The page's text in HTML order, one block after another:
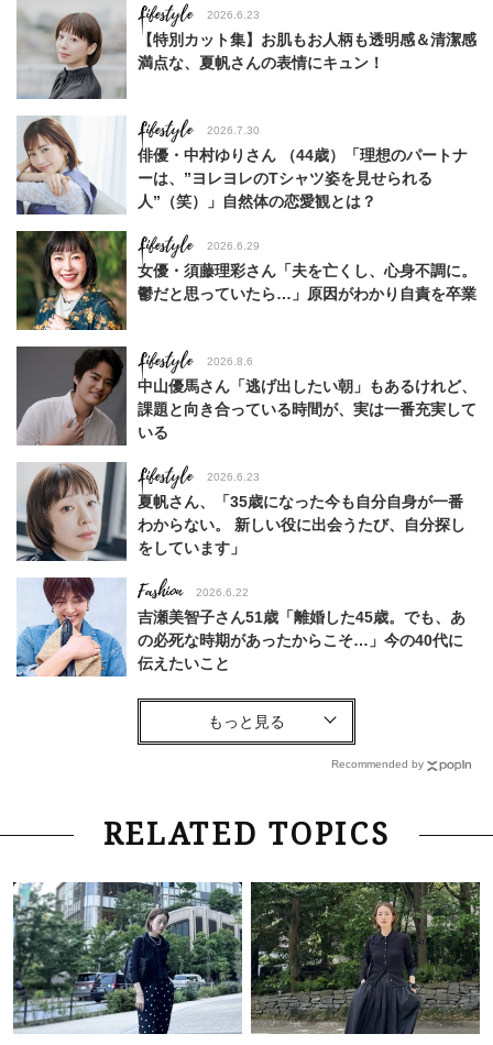
Lifestyle 2026.6.23
【特別カット集】お肌もお人柄も透明感＆清潔感
満点な、夏帆さんの表情にキュン！
Lifestyle 2026.7.30
俳優・中村ゆりさん （44歳）「理想のパートナ
ーは、”ヨレヨレのTシャツ姿を見せられる
人”（笑）」自然体の恋愛観とは？
Lifestyle 2026.6.29
女優・須藤理彩さん「夫を亡くし、心身不調に。
鬱だと思っていたら…」原因がわかり自責を卒業
Lifestyle 2026.8.6
中山優馬さん「逃げ出したい朝」もあるけれど、
課題と向き合っている時間が、実は一番充実して
いる
Lifestyle 2026.6.23
夏帆さん、「35歳になった今も自分自身が一番
わからない。 新しい役に出会うたび、自分探し
をしています」
Fashion 2026.6.22
吉瀬美智子さん51歳「離婚した45歳。でも、あ
の必死な時期があったからこそ…」今の40代に
伝えたいこと
Fashion
【40代コンサバ派】白Tシャツは「パール×ゴー
Lifestyle 2026.7.29
「お若いですね」は褒め言葉？“若い＝美しい”と
ーレス連載22】
Lifestyle 2026.8.6
26年夏の【開運アクション】は”ひと拭き”習
慣！「金運アップ→トイレ、じゃあ底上げ運
は？」
Recommended by
RELATED TOPICS